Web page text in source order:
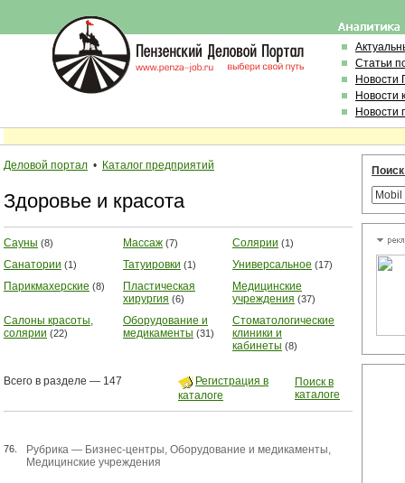
Статьи
Новости
Новости
Новости
Деловой портал • Каталог предприятий
Здоровье и красота
Сауны (8) Массаж (7) Солярии (1)
Санатории (1) Татуировки (1) Универсальное (17)
Парикмахерские (8)
Пластическая
хирургия (6)
Медицинские
учреждения (37)
Салоны красоты,
солярии (22)
Оборудование и
медикаменты (31)
Стоматологические
клиники и
кабинеты (8)
Всего в разделе — 147
Регистрация в
каталоге
Поиск в
каталоге
76. Рубрика — Бизнес-центры, Оборудование и медикаменты,
Медицинские учреждения